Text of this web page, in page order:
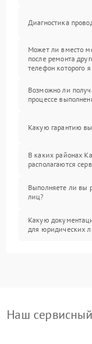
Диагностика
Может ли вместо
после ремонта
телефон которого
Возможно ли
процессе
Какую гарантию вы
В каких районах
располагаются
Выполняете ли вы
лиц?
Какую
для юридических
Наш